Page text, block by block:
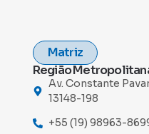
Matriz
Região
Av. Constante
13148-198
+55 (19) 98963-